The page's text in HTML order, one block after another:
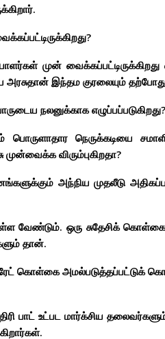
முன்
இந்தம குரலையும் தற்போது
நலனுக்காக எழுப்பப்படுகிறது?
நெருக்கடியை
விரும்புகிறதா?
அந்நிய முதலீடு
வேண்டும். ஒரு சுதேசிக்
தான்.
கொள்கை அமல்படுத்தப்பட்டுக்
பாட் உட்பட மார்க்சிய